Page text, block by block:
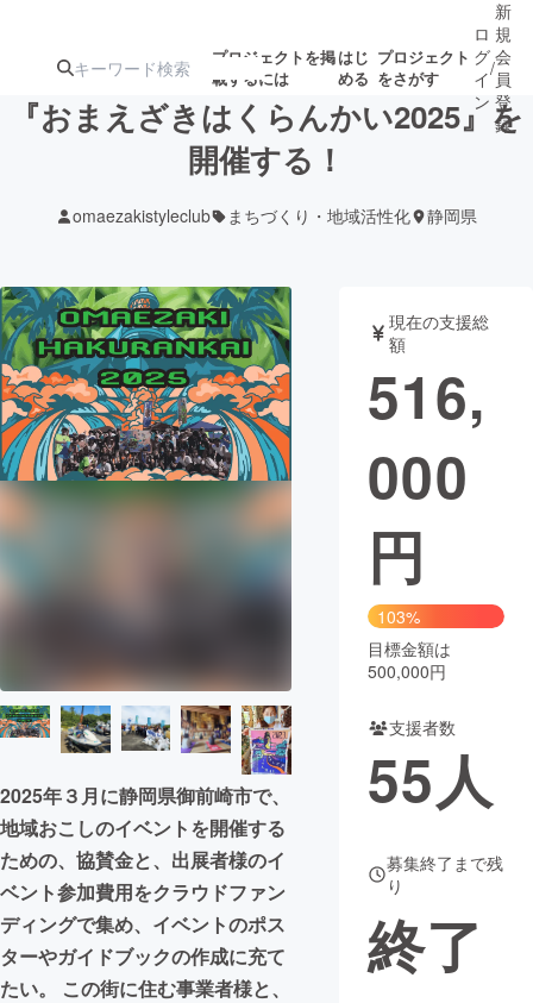
プロジェクトを掲
載するには
はじ
める
プロジェクト
をさがす
ジェクト
ターン
ジェクト
募集終了が近いプ
ロジェクト
されます
アート・写真 音楽
テクノロジー・ガジェット ゲーム・サ
映像・映画
ビジネス・起業
CAMPFIRE Creation
CAMPFIREふるさと納税machi-ya コミュニティ
ロ
グ
イ
ン
/
新
規
会
員
登
録
『おまえざきはくらんかい2025』を
開催する！
omaezakistyleclub まちづくり・地域活性化 静岡県
2025年３月に静岡県御前崎市で、
地域おこしのイベントを開催する
ための、協賛金と、出展者様のイ
ベント参加費用をクラウドファン
ディングで集め、イベントのポス
ターやガイドブックの作成に充て
たい。 この街に住む事業者様と、
現在の支援総
額
516,
000
円
103%
目標金額は
500,000円
支援者数
55人
募集終了まで残
り
終了